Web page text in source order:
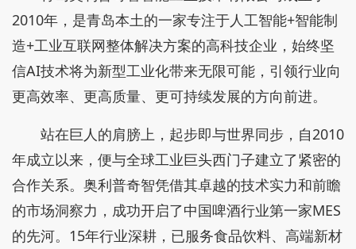
2010年，是青岛本土的一家专注于人工智能+智能制
造+工业互联网整体解决方案的高科技企业，始终坚
信AI技术将为新型工业化带来无限可能，引领行业向
更高效率、更高质量、更可持续发展的方向前进。
站在巨人的肩膀上，起步即与世界同步，自2010
年成立以来，便与全球工业巨头西门子建立了紧密的
合作关系。奥利普奇智凭借其卓越的技术实力和前瞻
的市场洞察力，成功开启了中国啤酒行业第一家MES
的先河。15年行业深耕，已服务食品饮料、高端新材